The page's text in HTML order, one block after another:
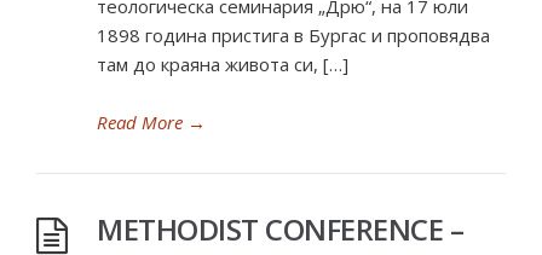
теологическа семинария „Дрю“, на 17 юли
1898 година пристига в Бургас и проповядва
там до краяна живота си, […]
Read More →
METHODIST CONFERENCE –